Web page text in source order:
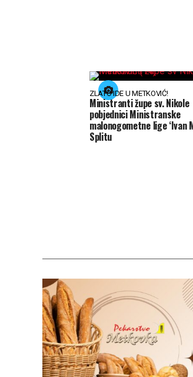
ZLATO IDE U METKOVIĆ!
Ministranti župe sv. Nikole
pobjednici Ministranske
malonogometne lige ‘Ivan
Splitu